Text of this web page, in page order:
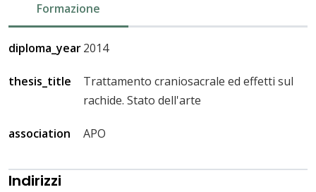
Formazione
diploma_year2014
thesis_title
Trattamento craniosacrale ed effetti sul
rachide. Stato dell'arte
association APO
Indirizzi